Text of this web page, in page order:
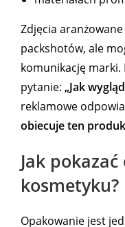
Zdjęcia
packshotów, ale
komunikację
pytanie: „Jak
reklamowe
obiecuje ten
Jak
kosmetyku?
Opakowanie jest